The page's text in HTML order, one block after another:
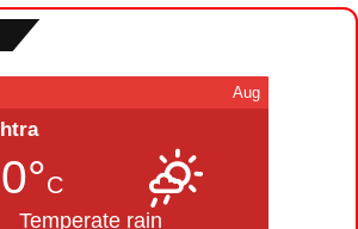
Aug
C
Temperate rain